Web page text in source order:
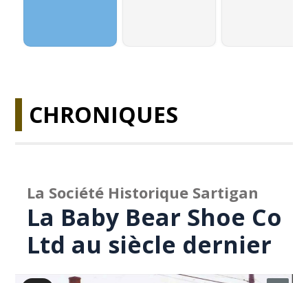
CHRONIQUES
La Société Historique Sartigan
La Baby Bear Shoe Co
Ltd au siècle dernier